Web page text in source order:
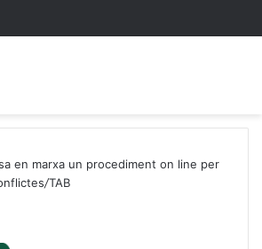
en marxa un procediment on line per
/TAB